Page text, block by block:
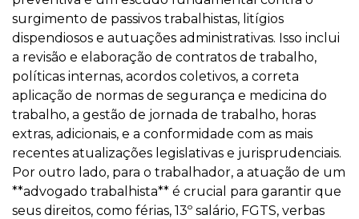
surgimento de passivos trabalhistas, litígios
dispendiosos e autuações administrativas. Isso inclui
a revisão e elaboração de contratos de trabalho,
políticas internas, acordos coletivos, a correta
aplicação de normas de segurança e medicina do
trabalho, a gestão de jornada de trabalho, horas
extras, adicionais, e a conformidade com as mais
recentes atualizações legislativas e jurisprudenciais.
Por outro lado, para o trabalhador, a atuação de um
**advogado trabalhista** é crucial para garantir que
seus direitos, como férias, 13º salário, FGTS, verbas